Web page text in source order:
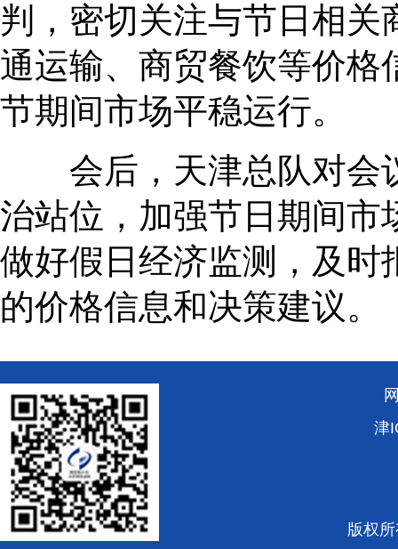
判，密切关注与节日相
通运输、商贸餐饮等价格
节期间市场平稳运行。
会后，天津总队对会
治站位，加强节日期间市
做好假日经济监测，及时
的价格信息和决策建议。
津
版权